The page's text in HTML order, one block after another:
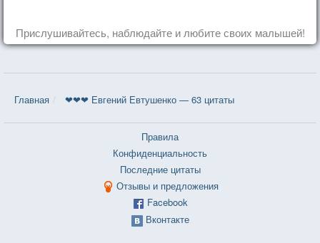
Прислушивайтесь, наблюдайте и любите своих малышей!
Главная ❤❤❤ Евгений Евтушенко — 63 цитаты
Правила
Конфиденциальность
Последние цитаты
Отзывы и предложения
Facebook
Вконтакте